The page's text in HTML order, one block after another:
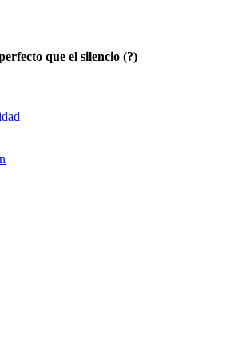
que el silencio (?)